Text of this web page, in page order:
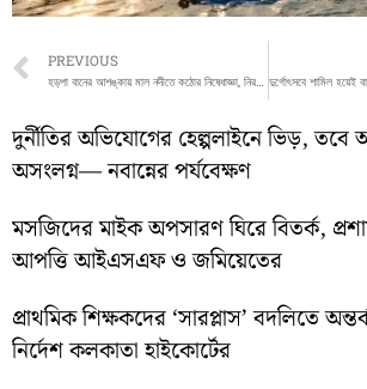
Prev
PREVIOUS
হড়পা বানের আশঙ্কায় মাল নদীতে কঠোর নিষেধাজ্ঞা, নিরঞ্জনে কড়া সতর্কতা
দুর্নীতির অভিযোগের হেল্পলাইনে ভিড়,
অসংলগ্ন— নবান্নের পর্যবেক্ষণ
মসজিদের মাইক অপসারণ ঘিরে বিতর্ক,
আপত্তি আইএসএফ ও জমিয়েতের
প্রাথমিক শিক্ষকদের ‘সারপ্লাস’ বদলিতে
নির্দেশ কলকাতা হাইকোর্টের